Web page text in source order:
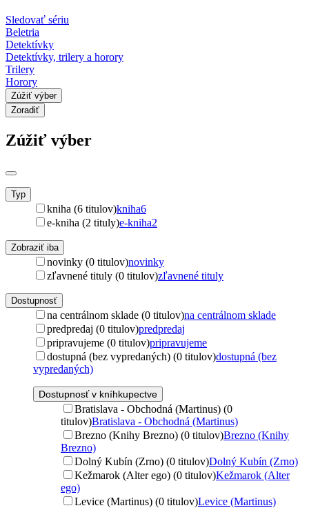
Sledovať sériu
Beletria
Detektívky
Detektívky, trilery a horory
Trilery
Horory
Zúžiť výber
Zoradiť
Zúžiť výber
Typ
kniha (6 titulov)kniha6
e-kniha (2 tituly)e-kniha2
Zobraziť iba
novinky (0 titulov)novinky
zľavnené tituly (0 titulov)zľavnené tituly
Dostupnosť
na centrálnom sklade (0 titulov)na centrálnom sklade
predpredaj (0 titulov)predpredaj
pripravujeme (0 titulov)pripravujeme
dostupná (bez vypredaných) (0 titulov)dostupná (bez
vypredaných)
Dostupnosť v kníhkupectve
Bratislava - Obchodná (Martinus) (0
titulov)Bratislava - Obchodná (Martinus)
Brezno (Knihy Brezno) (0 titulov)Brezno (Knihy
Brezno)
Dolný Kubín (Zrno) (0 titulov)Dolný Kubín (Zrno)
Kežmarok (Alter ego) (0 titulov)Kežmarok (Alter
ego)
Levice (Martinus) (0 titulov)Levice (Martinus)